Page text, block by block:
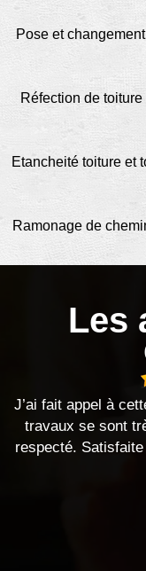
Pose et
Réfection de
Etancheité toiture et
Ramonage de
Les
Bonjour, j’ai fait
ont été très